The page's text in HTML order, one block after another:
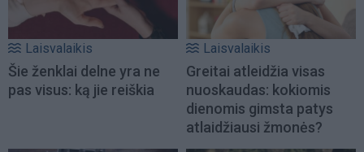
Laisvalaikis
Šie ženklai delne yra ne
pas visus: ką jie reiškia
Laisvalaikis
Greitai atleidžia visas
nuoskaudas: kokiomis
dienomis gimsta patys
atlaidžiausi žmonės?